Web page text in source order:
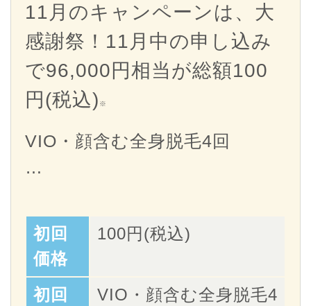
11月のキャンペーンは、大
感謝祭！11月中の申し込み
で96,000円相当が総額100
円(税込) ※
VIO・顔含む全身脱毛4回
…
初回
価格
100円(税込)
初回
VIO・顔含む全身脱毛4